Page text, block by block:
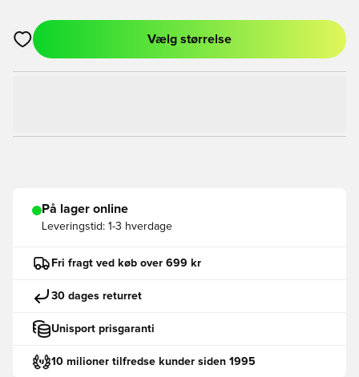
Åbner en Modal til at logge ind eller tilmelde dig som medlem
Vælg størrelse
På lager online
Leveringstid: 1-3 hverdage
Fri fragt ved køb over 699 kr
30 dages returret
Unisport prisgaranti
10 milioner tilfredse kunder siden 1995